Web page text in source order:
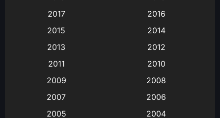
Animation แอนิเมชัน
(9)
Big tits (นมใหญ่)
2017
2016
2015
2014
2013
2012
2011
2010
2009
2008
2007
2006
2005
2004